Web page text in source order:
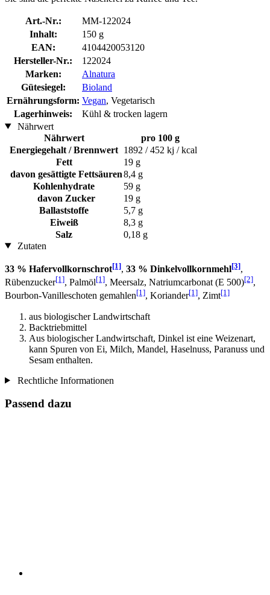
Art.-Nr.:
MM-122024
Inhalt:
150 g
EAN:
4104420053120
Hersteller-Nr.:
122024
Marken:
Alnatura
Gütesiegel:
Bioland
Ernährungsform: Vegan, Vegetarisch
Lagerhinweis:
Kühl & trocken lagern
Nährwert
Nährwert
pro 100 g
Energiegehalt / Brennwert 1892 / 452 kj / kcal
Fett
19 g
davon gesättigte Fettsäuren8,4 g
Kohlenhydrate
59 g
davon Zucker
19 g
Ballaststoffe
5,7 g
Eiweiß
8,3 g
Salz
0,18 g
Zutaten
33 % Hafervollkornschrot[1], 33 % Dinkelvollkornmehl[3],
Rübenzucker[1], Palmöl[1], Meersalz, Natriumcarbonat (E 500)[2],
Bourbon-Vanilleschoten gemahlen[1], Koriander[1], Zimt[1]
aus biologischer Landwirtschaft
Backtriebmittel
Aus biologischer Landwirtschaft, Dinkel ist eine Weizenart,
kann Spuren von Ei, Milch, Mandel, Haselnuss, Paranuss und
Sesam enthalten.
Rechtliche Informationen
Passend dazu